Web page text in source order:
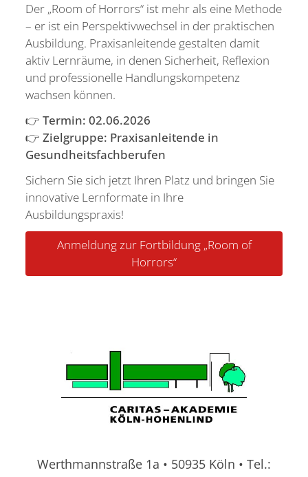
Der „Room of Horrors“ ist mehr als eine Methode
– er ist ein Perspektivwechsel in der praktischen
Ausbildung. Praxisanleitende gestalten damit
aktiv Lernräume, in denen Sicherheit, Reflexion
und professionelle Handlungskompetenz
wachsen können.
👉 Termin: 02.06.2026
👉Zielgruppe: Praxisanleitende in
Gesundheitsfachberufen
Sichern Sie sich jetzt Ihren Platz und bringen Sie
innovative Lernformate in Ihre
Ausbildungspraxis!
Anmeldung zur Fortbildung „Room of
Horrors“
Werthmannstraße 1a • 50935 Köln • Tel.: